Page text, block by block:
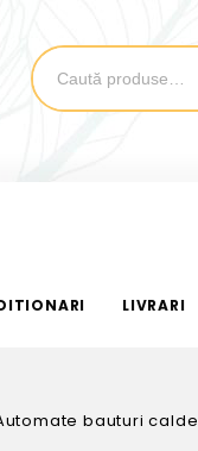
LIVRARI
bauturi calde